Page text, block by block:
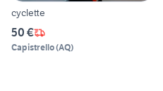
cyclette
50 €
Capistrello(AQ)